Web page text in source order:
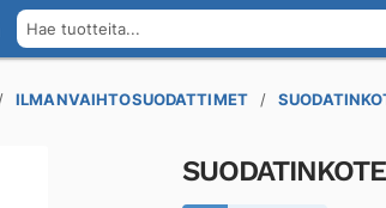
Hae tuotteita...
ILMANVAIHTOSUODATTIMET